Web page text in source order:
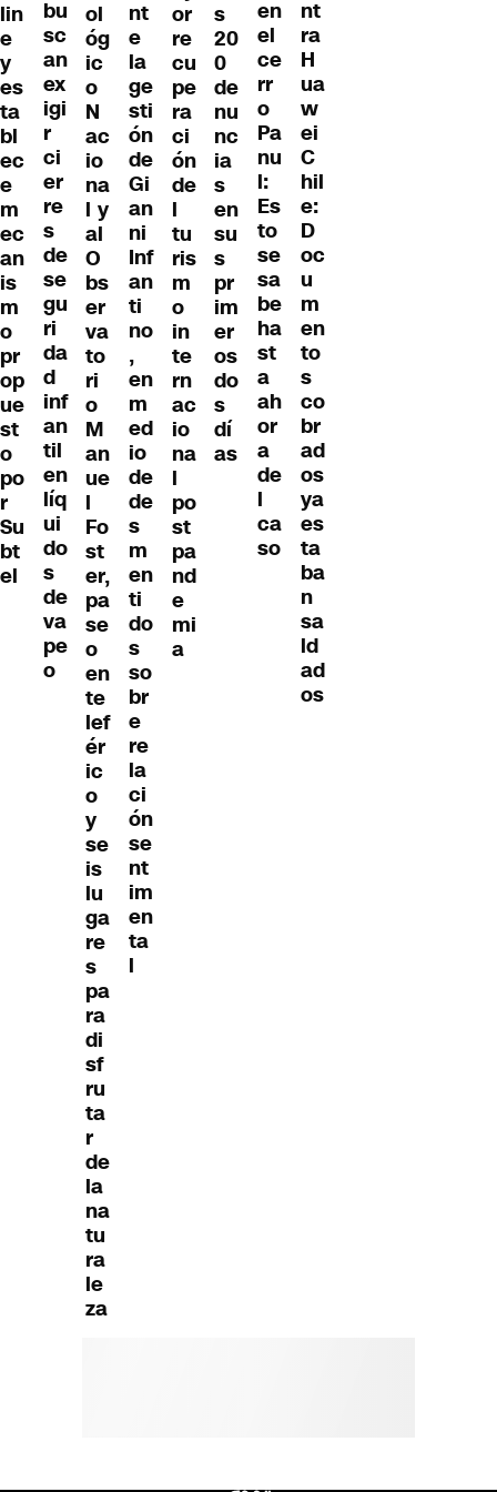
lin
e
y
es
ta
bl
ec
e
m
ec
an
is
m
o
pr
op
ue
st
o
po
r
Su
bt
el
bu
sc
an
ex
igi
r
ci
er
re
s
de
se
gu
ri
da
d
inf
an
til
en
líq
ui
do
s
de
va
pe
o
ol
óg
ic
o
N
ac
io
na
l y
al
O
bs
er
va
to
ri
o
M
an
ue
l
Fo
st
er,
pa
se
o
en
te
lef
ér
ic
o
y
se
is
lu
ga
re
s
pa
ra
di
sf
ru
ta
r
de
la
na
tu
ra
le
za
nt
e
la
ge
sti
ón
de
Gi
an
ni
Inf
an
ti
no
,
en
m
ed
io
de
de
s
m
en
ti
do
s
so
br
e
re
la
ci
ón
se
nt
im
en
ta
l
or
re
cu
pe
ra
ci
ón
de
l
tu
ris
m
o
in
te
rn
ac
io
na
l
po
st
pa
nd
e
mi
a
s
20
0
de
nu
nc
ia
s
en
su
s
pr
im
er
os
do
s
dí
as
en
el
ce
rr
o
Pa
nu
l:
Es
to
se
sa
be
ha
st
a
ah
or
a
de
l
ca
so
nt
ra
H
ua
w
ei
C
hil
e:
D
oc
u
m
en
to
s
co
br
ad
os
ya
es
ta
ba
n
sa
ld
ad
os